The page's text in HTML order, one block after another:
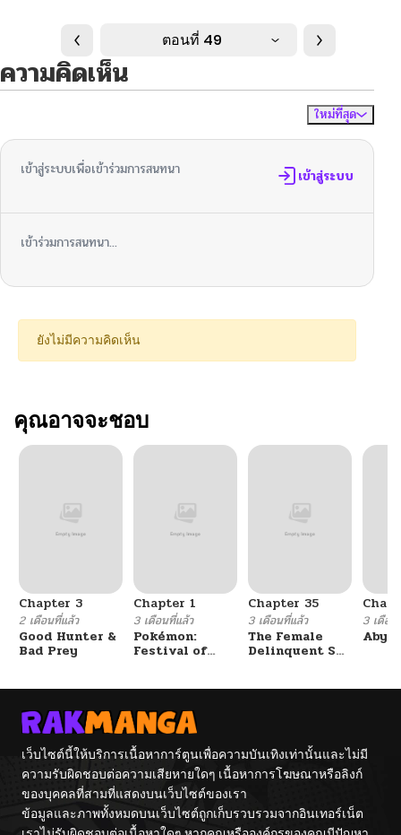
ตอนที่ 49
ความคิดเห็น
ใหม่ที่สุด
เข้าสู่ระบบเพื่อเข้าร่วมการสนทนา เข้าสู่ระบบ
เข้าร่วมการสนทนา...
ยังไม่มีความคิดเห็น
คุณอาจจะชอบ
Chapter 3
2 เดือนที่แล้ว
Good Hunter &
Bad Prey
Chapter 1
3 เดือนที่แล้ว
Pokémon:
Festival of
Chapter 35
3 เดือนที่แล้ว
The Female
Delinquent Set
3 เดือน
เว็บไซต์นี้ให้บริการเนื้อหาการ์ตูนเพื่อความบันเทิงเท่านั้นและไม่มี
ความรับผิดชอบต่อความเสียหายใดๆ เนื้อหาการโฆษณาหรือลิงก์
ของบุคคลที่สามที่แสดงบนเว็บไซต์ของเรา
ข้อมูลและภาพทั้งหมดบนเว็บไซต์ถูกเก็บรวบรวมจากอินเทอร์เน็ต